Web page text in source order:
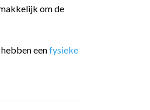
om de
eenfysieke